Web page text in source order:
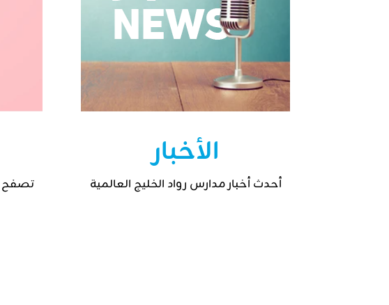
الأخبار
أحدث أخبار مدارس رواد الخليج العالمية
تصفح